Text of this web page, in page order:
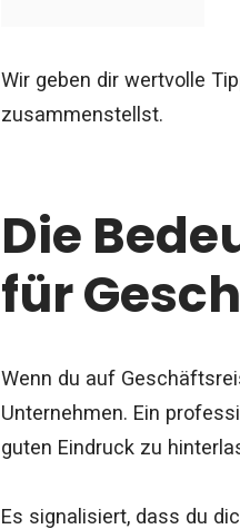
Wir geben dir wertvolle
zusammenstellst.
Die
für
Wenn du auf
Unternehmen. Ein
guten Eindruck zu
Es signalisiert, dass du